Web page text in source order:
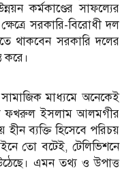
কর্মকাণ্ডের সাফল্যের
সরকারি-বিরোধী দল
থাকবেন সরকারি দলের
করে।
সামাজিক মাধ্যমে অনেকেই
ফখরুল ইসলাম আলমগীর
ব্যক্তি হিসেবে পরিচয়
তো বটেই, টেলিভিশনে
এমন তথ্য ও উপাত্ত